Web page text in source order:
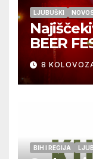
LJUBUŠKI
BEER
8
BIH I REGIJA